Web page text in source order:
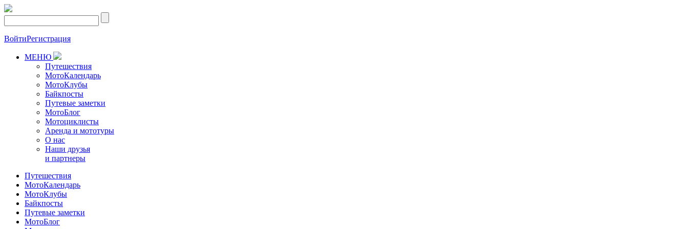
ВойтиРегистрация
МЕНЮ
Путешествия
МотоКалендарь
МотоКлубы
Байкпосты
Путевые заметки
МотоБлог
Мотоциклисты
Аренда и мототуры
О нас
Наши друзья
и партнеры
Путешествия
МотоКалендарь
МотоКлубы
Байкпосты
Путевые заметки
МотоБлог